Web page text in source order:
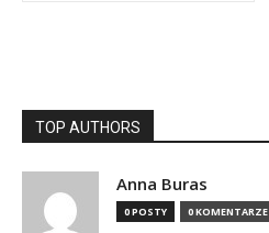
TOP AUTHORS
Anna Buras
0 POSTY 0 KOMENTARZE